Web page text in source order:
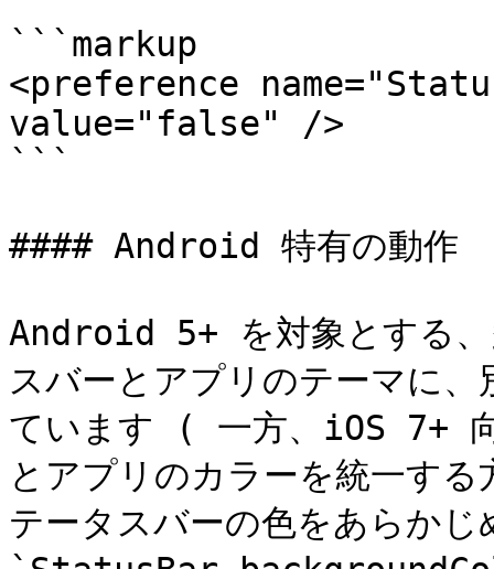
```markup
<preference
value="false" />
```
#### Android 特有の動作
Android 5+ を対象とする、
スバーとアプリのテーマに
ています ( 一方、iOS 7+
とアプリのカラーを統一す
テータスバーの色をあらか